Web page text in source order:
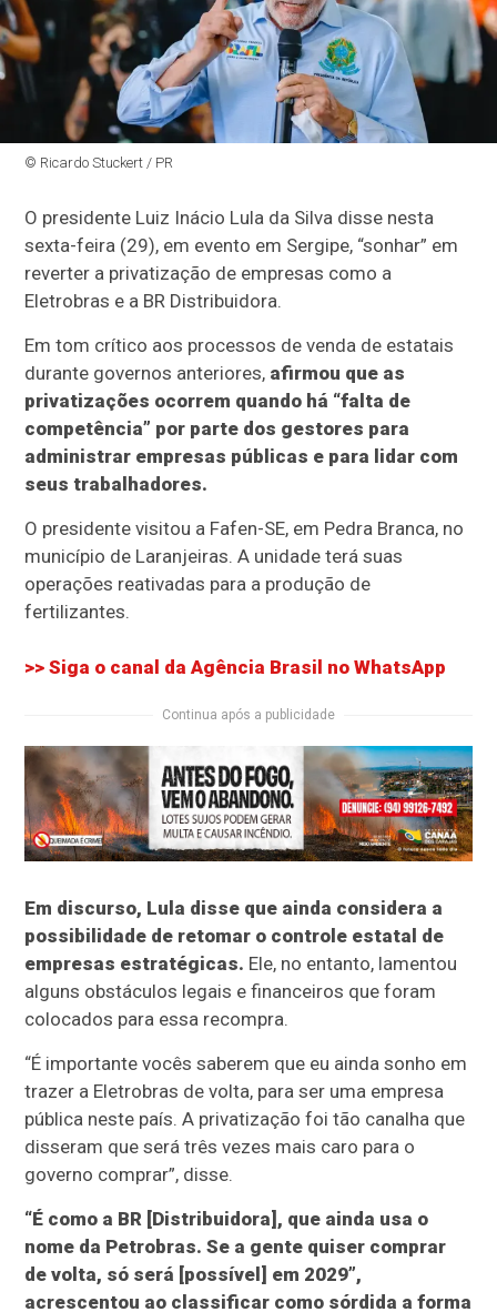
© Ricardo Stuckert / PR
O presidente Luiz Inácio Lula da Silva disse nesta
sexta-feira (29), em evento em Sergipe, “sonhar” em
reverter a privatização de empresas como a
Eletrobras e a BR Distribuidora.
Em tom crítico aos processos de venda de estatais
durante governos anteriores, afirmou que as
privatizações ocorrem quando há “falta de
competência” por parte dos gestores para
administrar empresas públicas e para lidar com
seus trabalhadores.
O presidente visitou a Fafen-SE, em Pedra Branca, no
município de Laranjeiras. A unidade terá suas
operações reativadas para a produção de
fertilizantes.
>> Siga o canal daAgência Brasil no WhatsApp
Continua após a publicidade
Em discurso, Lula disse que ainda considera a
possibilidade de retomar o controle estatal de
empresas estratégicas. Ele, no entanto, lamentou
alguns obstáculos legais e financeiros que foram
colocados para essa recompra.
“É importante vocês saberem que eu ainda sonho em
trazer a Eletrobras de volta, para ser uma empresa
pública neste país. A privatização foi tão canalha que
disseram que será três vezes mais caro para o
governo comprar”, disse.
“É como a BR [Distribuidora], que ainda usa o
nome da Petrobras. Se a gente quiser comprar
de volta, só será [possível] em 2029”,
acrescentou ao classificar como sórdida a forma